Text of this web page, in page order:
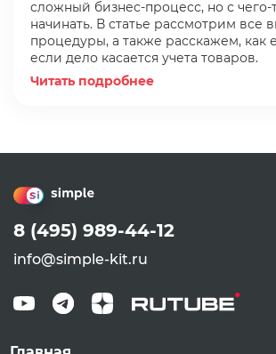
сложный бизнес-процесс, но с чего-
начинать. В статье рассмотрим все
процедуры, а также расскажем, как
если дело касается учета товаров.
Читать подробнее
8 (495) 989-44-12
info@simple-kit.ru